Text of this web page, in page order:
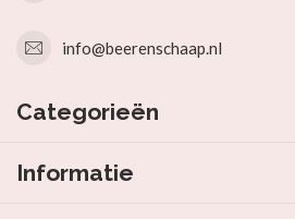
info@beerenschaap.nl
Categorieën
Informatie